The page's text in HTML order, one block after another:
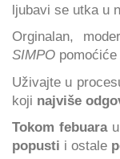
ljubavi se utka u
Orginalan,
SIMPO
Uživajte u
koji najviše
Tokom febuara
popusti i ostale